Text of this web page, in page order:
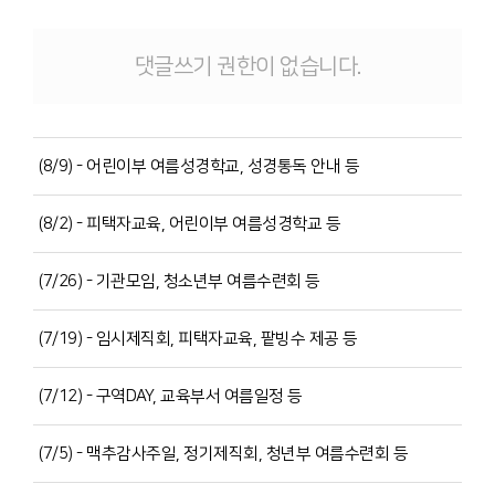
댓글쓰기 권한이 없습니다.
(8/9) - 어린이부 여름성경학교, 성경통독 안내 등
(8/2) - 피택자교육, 어린이부 여름성경학교 등
(7/26) - 기관모임, 청소년부 여름수련회 등
(7/19) - 임시제직회, 피택자교육, 팥빙수 제공 등
(7/12) - 구역DAY, 교육부서 여름일정 등
(7/5) - 맥추감사주일, 정기제직회, 청년부 여름수련회 등